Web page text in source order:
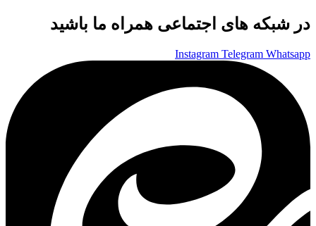
در شبکه های اجتماعی همراه ما باشید
Instagram Telegram Whatsapp